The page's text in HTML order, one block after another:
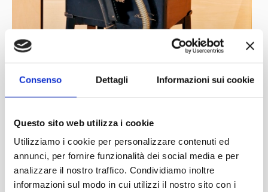
Consenso Dettagli Informazioni sui cookie
Questo sito web utilizza i cookie
Utilizziamo i cookie per personalizzare contenuti ed
annunci, per fornire funzionalità dei social media e per
analizzare il nostro traffico. Condividiamo inoltre
informazioni sul modo in cui utilizzi il nostro sito con i